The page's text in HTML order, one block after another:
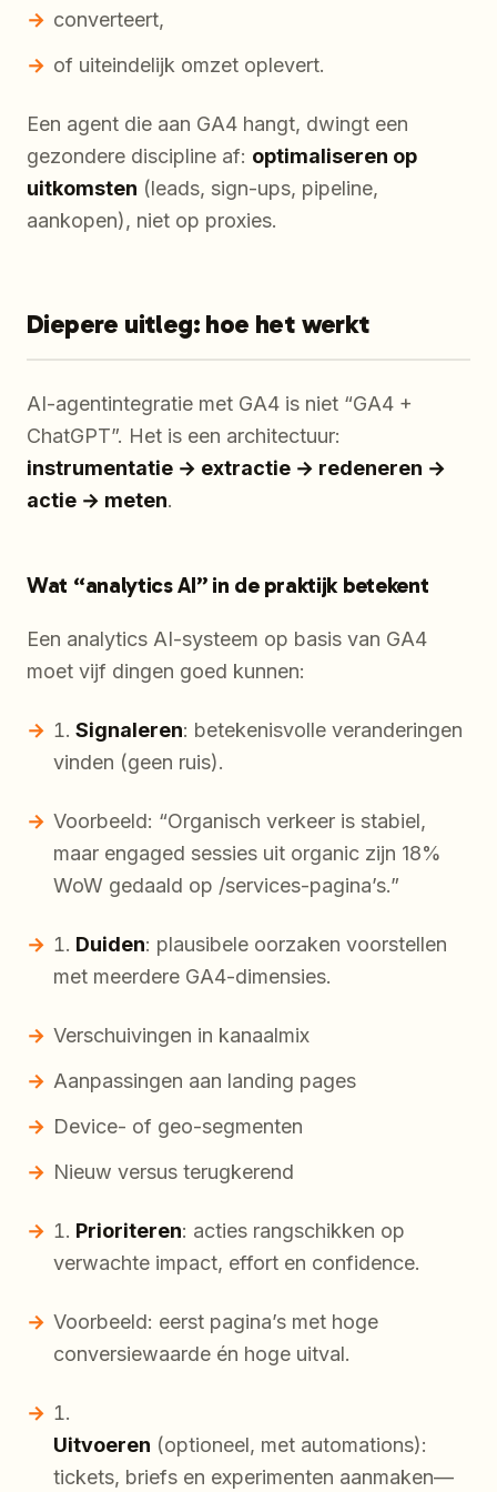
converteert,
of uiteindelijk omzet oplevert.
Een agent die aan GA4 hangt, dwingt een
gezondere discipline af: optimaliseren op
uitkomsten (leads, sign-ups, pipeline,
aankopen), niet op proxies.
Diepere uitleg: hoe het werkt
AI-agentintegratie met GA4 is niet “GA4 +
ChatGPT”. Het is een architectuur:
instrumentatie → extractie → redeneren →
actie → meten.
Wat “analytics AI” in de praktijk betekent
Een analytics AI-systeem op basis van GA4
moet vijf dingen goed kunnen:
Signaleren: betekenisvolle veranderingen
vinden (geen ruis).
Voorbeeld: “Organisch verkeer is stabiel,
maar engaged sessies uit organic zijn 18%
WoW gedaald op /services-pagina’s.”
Duiden: plausibele oorzaken voorstellen
met meerdere GA4-dimensies.
Verschuivingen in kanaalmix
Aanpassingen aan landing pages
Device- of geo-segmenten
Nieuw versus terugkerend
Prioriteren: acties rangschikken op
verwachte impact, effort en confidence.
Voorbeeld: eerst pagina’s met hoge
conversiewaarde én hoge uitval.
Uitvoeren (optioneel, met automations):
tickets, briefs en experimenten aanmaken—